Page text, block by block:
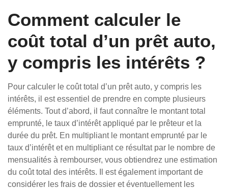
Comment calculer le
coût total d’un prêt auto,
y compris les intérêts ?
Pour calculer le coût total d’un prêt auto, y compris les
intérêts, il est essentiel de prendre en compte plusieurs
éléments. Tout d’abord, il faut connaître le montant total
emprunté, le taux d’intérêt appliqué par le prêteur et la
durée du prêt. En multipliant le montant emprunté par le
taux d’intérêt et en multipliant ce résultat par le nombre de
mensualités à rembourser, vous obtiendrez une estimation
du coût total des intérêts. Il est également important de
considérer les frais de dossier et éventuellement les